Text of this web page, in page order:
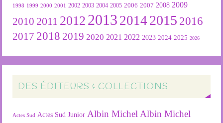
1998 1999 2000 2001 2002 2003 2004 2005 2006 2007 2008 2009
2010 2011 2012 2013 2014 2015 2016
2017 2018 2019 2020 2021 2022 2023 2024 2025 2026
DES ÉDITEURS & COLLECTIONS
Actes Sud Actes Sud Junior Albin Michel Albin Michel